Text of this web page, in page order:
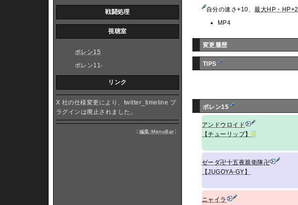
自分の速さ+10、最大HP・HP+2
MP4
変更履歴
TIPS
ポレン15
アンドウロイド
【チューリップ】 R
ゼーダ卍十五夜親衛隊卍
【JUGOYA-GY】
ニャイラ
戦闘処理
視聴室
ポレン15
ポレン11-
リンク
X 社の仕様変更により、twitter_timeline プ
ラグインは廃止されました。
〔編集:MenuBar〕